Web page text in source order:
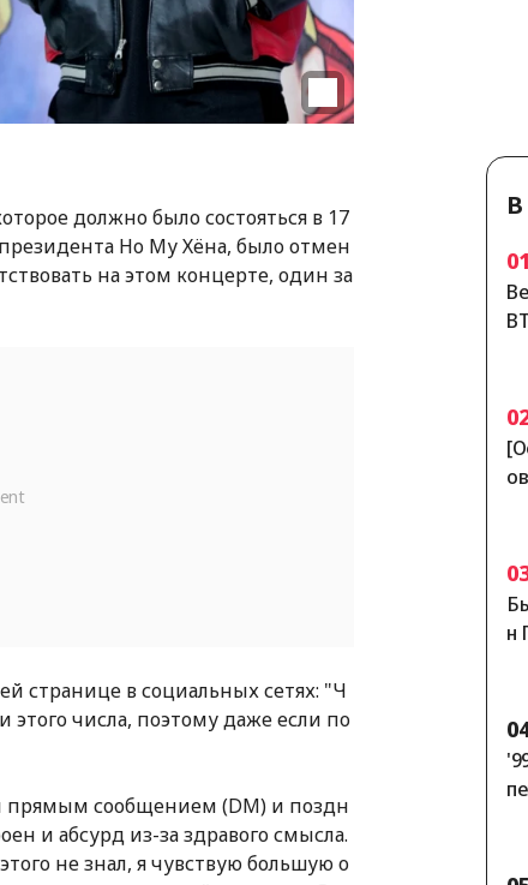
должно было состояться в 17
Но Му Хёна, было отмен
на этом концерте, один за
странице в социальных сетях: "Ч
этого числа, поэтому даже если по
прямым сообщением (DM) и поздн
и абсурд из-за здравого смысла.
не знал, я чувствую большую о
01
s]
н